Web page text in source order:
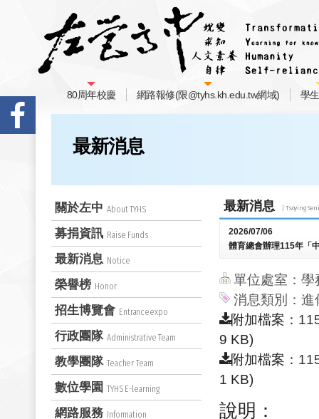
80周年校慶 網路報修(限@tyhs.kh.edu.tw網域) 學
最新消息
最新消息
2026/07/06
體育總會辦理115年「
單位處室：學
消息類別：進
附加檔案：
9 KB)
附加檔案：
1 KB)
說明：
關於左中 About TYHS
募捐資訊 Raise Funds
最新消息 Notice
榮譽榜 Honor
招生博覽會 Entranceexpo
行政團隊 Administrative Team
教學團隊 Teacher Team
數位學園 TYHS E-learning
網路服務 Information